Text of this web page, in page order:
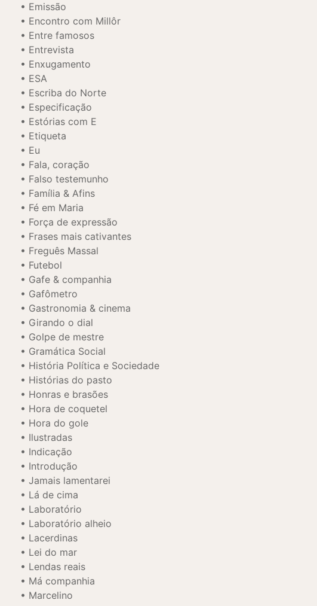
Emissão
Encontro com Millôr
Entre famosos
Entrevista
Enxugamento
ESA
Escriba do Norte
Especificação
Estórias com E
Etiqueta
Eu
Fala, coração
Falso testemunho
Família & Afins
Fé em Maria
Força de expressão
Frases mais cativantes
Freguês Massal
Futebol
Gafe & companhia
Gafômetro
Gastronomia & cinema
Girando o dial
Golpe de mestre
Gramática Social
História Política e Sociedade
Histórias do pasto
Honras e brasões
Hora de coquetel
Hora do gole
Ilustradas
Indicação
Introdução
Jamais lamentarei
Lá de cima
Laboratório
Laboratório alheio
Lacerdinas
Lei do mar
Lendas reais
Má companhia
Marcelino